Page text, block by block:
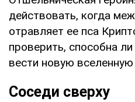
действовать, когда
отравляет ее пса
проверить, способна
вести новую вселенную
Соседи сверху